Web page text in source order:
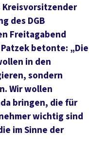
Kreisvorsitzender
des DGB
Freitagabend
betonte: „Die
in den
sondern
Wir wollen
bringen, die für
wichtig sind
im Sinne der